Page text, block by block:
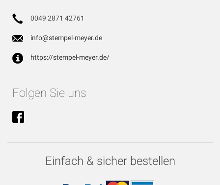
0049 2871 42761
info@stempel-meyer.de
https://stempel-meyer.de/
Folgen Sie uns
Einfach & sicher bestellen